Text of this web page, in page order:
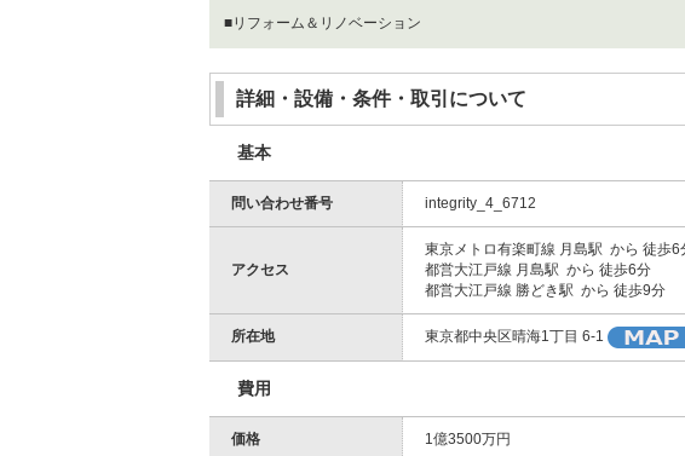
■リフォーム＆リノベーション
詳細・設備・条件・取引について
基本
問い合わせ番号 integrity_4_6712
アクセス
東京メトロ有楽町線 月島駅 から 徒歩6
都営大江戸線 月島駅 から 徒歩6分
都営大江戸線 勝どき駅 から 徒歩9分
所在地 東京都中央区晴海1丁目 6-1
費用
価格 1億3500万円